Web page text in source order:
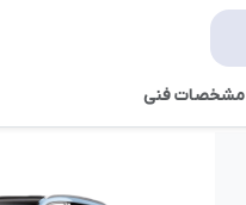
مشخصات فنی